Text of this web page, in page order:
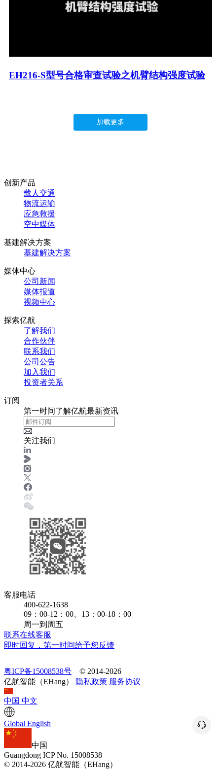
EH216-S型号合格审查试验之机臂结构强度试验
加载更多
创新产品
载人交通
物流运输
应急救援
空中媒体
基建解决方案
基建解决方案
媒体中心
公司新闻
媒体报道
视频中心
探索亿航
了解我们
合作伙伴
联系我们
公司公告
加入我们
投资者关系
订阅
第一时间了解亿航最新资讯
关注我们
客服电话
400-622-1638
09：00-12：00、13：00-18：00
周一到周五
联系在线客服
即时回复，第一时间给予您反馈
粤ICP备15008538号 © 2014-2026
亿航智能（EHang）
隐私政策 服务协议
中国 中文
Global English
中国
Guangdong ICP No. 15008538
© 2014-2026 亿航智能（EHang）